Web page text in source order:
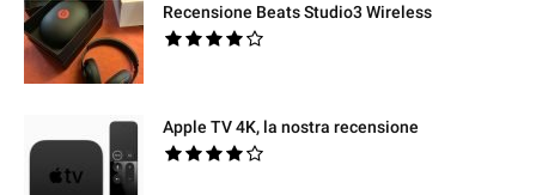
Recensione Beats Studio3 Wireless
Apple TV 4K, la nostra recensione